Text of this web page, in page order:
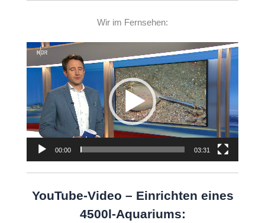
Wir im Fernsehen:
Player
00:00 03:31
YouTube-Video – Einrichten eines
4500l-Aquariums: